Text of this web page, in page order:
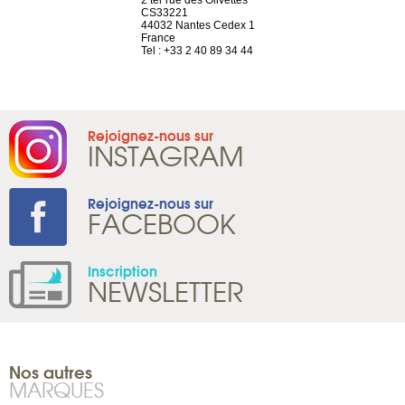
CS33221
44032 Nantes Cedex 1
France
Tel : +33 2 40 89 34 44
Rejoignez-nous sur
INSTAGRAM
Rejoignez-nous sur
FACEBOOK
Inscription
NEWSLETTER
Nos autres
MARQUES